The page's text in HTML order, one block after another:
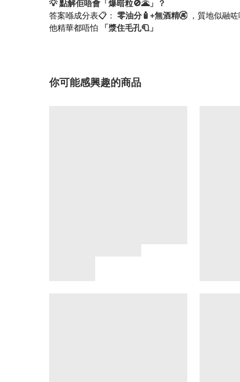
💡 點解佢唔會「爆暗粒🚫🌋」？
答案喺成分表📋： 零油分🧴+無酒精🚱 ，質地似融
他精華都唔怕
「漿住毛孔🧻」
你可能感興趣的商品